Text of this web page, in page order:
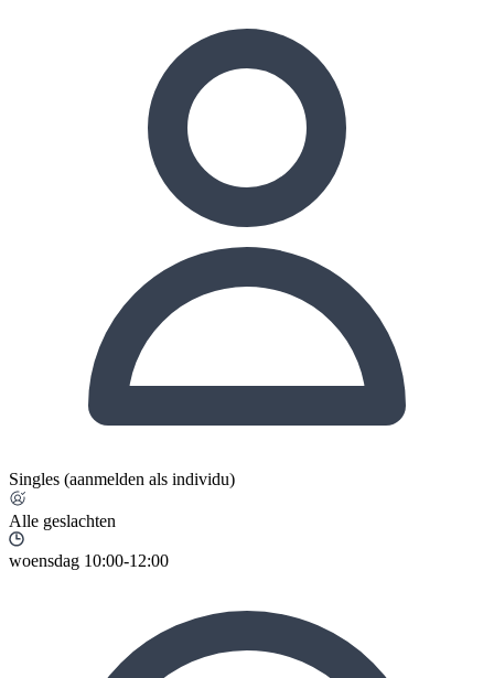
Singles (aanmelden als individu)
Alle geslachten
woensdag 10:00-12:00